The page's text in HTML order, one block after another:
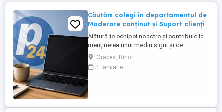
Căutăm colegi în departamentul de
Moderare conținut și Suport clienți
Alătură-te echipei noastre și contribuie la
menținerea unui mediu sigur și de
încredere pe platformele noastre de
anunțuri din România, Germania și
Ungaria. În funcție de experiența și
Oradea, Bihor
1 ianuarie